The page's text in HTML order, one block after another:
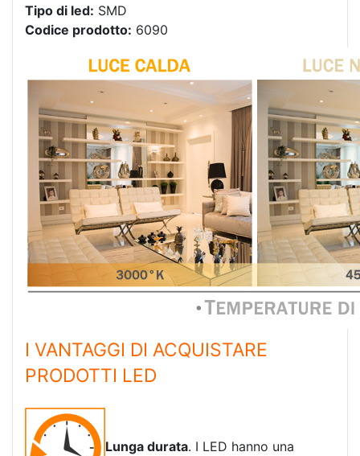
Tipo di led: SMD
Codice prodotto: 6090
I VANTAGGI DI ACQUISTARE
PRODOTTI LED
Lunga durata. I LED hanno una